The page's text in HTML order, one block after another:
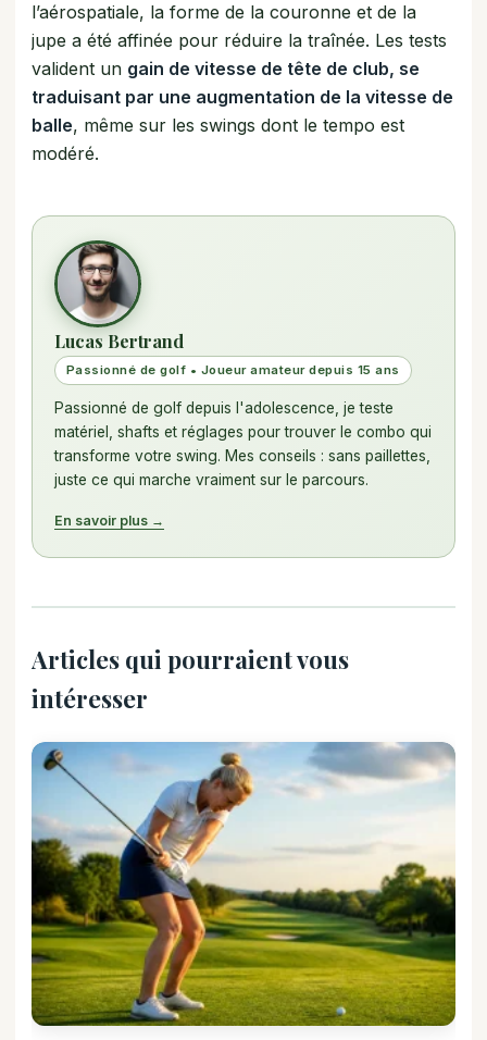
l’aérospatiale, la forme de la couronne et de la
jupe a été affinée pour réduire la traînée. Les tests
valident un gain de vitesse de tête de club, se
traduisant par une augmentation de la vitesse de
balle, même sur les swings dont le tempo est
modéré.
Lucas Bertrand
Passionné de golf • Joueur amateur depuis 15 ans
Passionné de golf depuis l'adolescence, je teste
matériel, shafts et réglages pour trouver le combo qui
transforme votre swing. Mes conseils : sans paillettes,
juste ce qui marche vraiment sur le parcours.
En savoir plus →
Articles qui pourraient vous
intéresser